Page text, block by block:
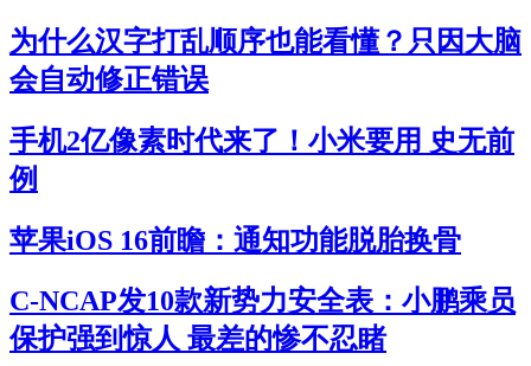
为什么汉字打乱顺序也能看懂？只因大脑
会自动修正错误
手机2亿像素时代来了！小米要用 史无前
例
苹果iOS 16前瞻：通知功能脱胎换骨
C-NCAP发10款新势力安全表：小鹏乘员
保护强到惊人 最差的惨不忍睹